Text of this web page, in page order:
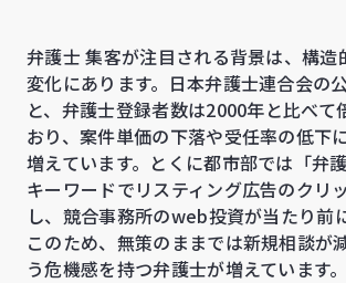
弁護士 集客が注目される背景は、構造
変化にあります。日本弁護士連合会の
と、弁護士登録者数は2000年と比べて
おり、案件単価の下落や受任率の低下
増えています。とくに都市部では「
キーワードでリスティング広告のクリ
し、競合事務所のweb投資が当たり前
このため、無策のままでは新規相談が
う危機感を持つ弁護士が増えています。